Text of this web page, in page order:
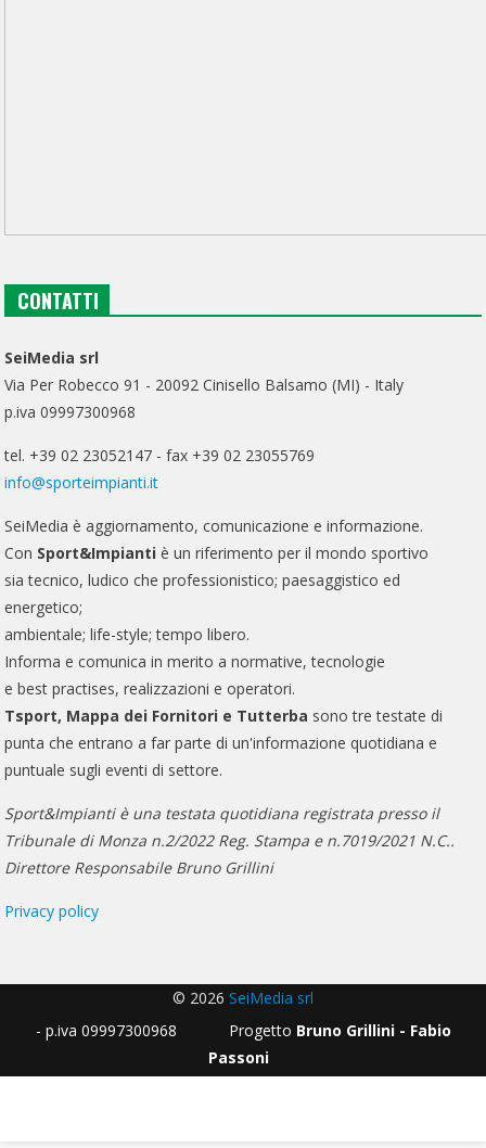
CONTATTI
SeiMedia srl
Via Per Robecco 91 - 20092 Cinisello Balsamo (MI) - Italy
p.iva 09997300968
tel. +39 02 23052147 - fax +39 02 23055769
info@sporteimpianti.it
SeiMedia è aggiornamento, comunicazione e informazione.
Con Sport&Impianti è un riferimento per il mondo sportivo
sia tecnico, ludico che professionistico; paesaggistico ed
energetico;
ambientale; life-style; tempo libero.
Informa e comunica in merito a normative, tecnologie
e best practises, realizzazioni e operatori.
Tsport, Mappa dei Fornitori e Tutterba sono tre testate di
punta che entrano a far parte di un'informazione quotidiana e
puntuale sugli eventi di settore.
Sport&Impianti è una testata quotidiana registrata presso il
Tribunale di Monza n.2/2022 Reg. Stampa e n.7019/2021 N.C..
Direttore Responsabile Bruno Grillini
Privacy policy
© 2026 SeiMedia srl
- p.iva 09997300968 Progetto Bruno Grillini - Fabio
Passoni